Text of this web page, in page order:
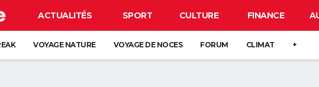
ACTUALITÉS SPORT CULTURE FINANCE
VOYAGE NATURE VOYAGE DE NOCES FORUM CLIMAT +